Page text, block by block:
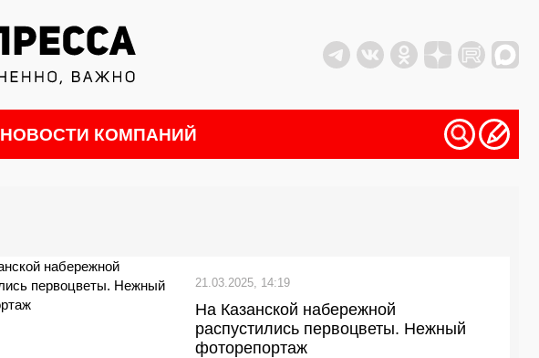
НОВОСТИ КОМПАНИЙ
21.03.2025, 14:19
На Казанской набережной
распустились первоцветы. Нежный
фоторепортаж